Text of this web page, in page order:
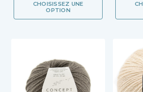
CHOISISSEZ UNE
OPTION